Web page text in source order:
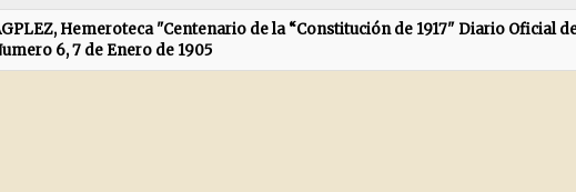
Hemeroteca "Centenario de la “Constitución de 1917" Diario Oficial
6, 7 de Enero de 1905